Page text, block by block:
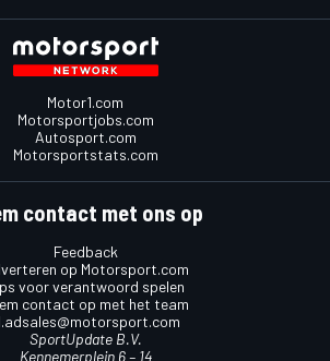
Motor1.com
Motorsportjobs.com
Autosport.com
Motorsportstats.com
contact met ons op
Feedback
op Motorsport.com
voor verantwoord spelen
contact op met het team
SportUpdate B.V.
Kennemerplein 6 – 14